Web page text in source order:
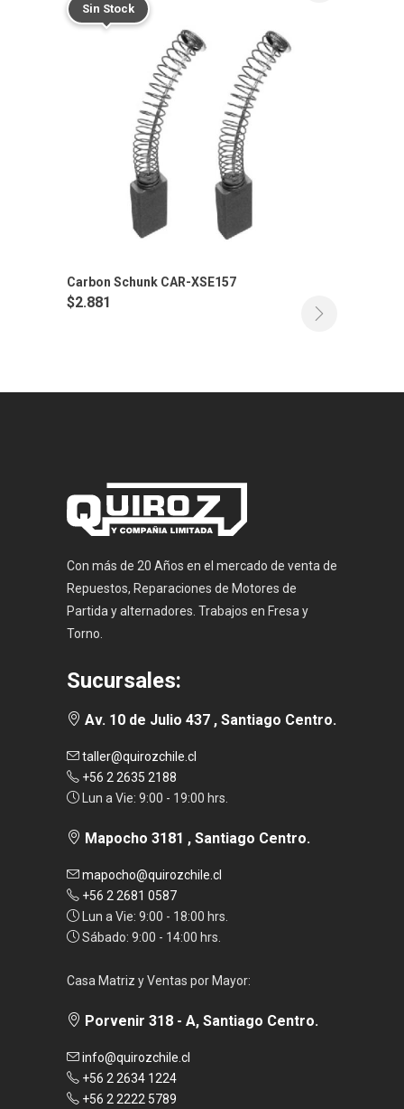
Sin Stock
Carbon Schunk CAR-XSE157
$2.881
Con más de 20 Años en el mercado de venta de
Repuestos, Reparaciones de Motores de
Partida y alternadores. Trabajos en Fresa y
Torno.
Sucursales:
Av. 10 de Julio 437 , Santiago Centro.
taller@quirozchile.cl
+56 2 2635 2188
Lun a Vie: 9:00 - 19:00 hrs.
Mapocho 3181 , Santiago Centro.
mapocho@quirozchile.cl
+56 2 2681 0587
Lun a Vie: 9:00 - 18:00 hrs.
Sábado: 9:00 - 14:00 hrs.
Casa Matriz y Ventas por Mayor:
Porvenir 318 - A, Santiago Centro.
info@quirozchile.cl
+56 2 2634 1224
+56 2 2222 5789